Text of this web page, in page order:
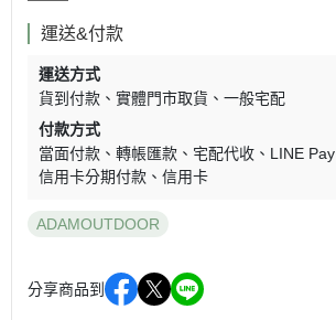
運送&付款
運送方式
貨到付款
實體門市取貨
一般宅配
付款方式
當面付款
轉帳匯款 宅配代收
LINE Pay
信用卡分期付款
信用卡
ADAMOUTDOOR
分享商品到